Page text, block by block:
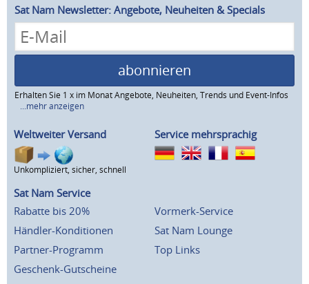
Sat Nam Newsletter: Angebote, Neuheiten & Specials
abonnieren
Erhalten Sie 1 x im Monat Angebote, Neuheiten, Trends und Event-Infos
...mehr anzeigen
Weltweiter Versand
Unkompliziert, sicher, schnell
Service mehrsprachig
Sat Nam Service
Rabatte bis 20%
Händler-Konditionen
Partner-Programm
Geschenk-Gutscheine
Vormerk-Service
Sat Nam Lounge
Top Links